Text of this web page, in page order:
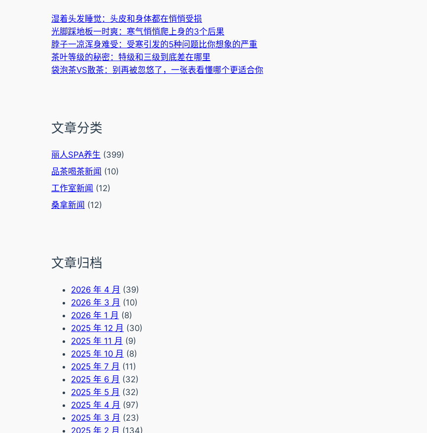
湿着头发睡觉：头皮和身体都在悄悄受损
光脚踩地板一时爽：寒气悄悄爬上身的3个后果
脖子一凉浑身难受：受寒引发的5种问题比你想象的严重
茶叶等级的秘密：特级和三级到底差在哪里
袋泡茶VS散茶：别再被忽悠了，一张表看懂哪个更适合你
文章分类
丽人SPA养生 (399)
品茶喝茶新闻 (10)
工作室新闻 (12)
桑拿新闻 (12)
文章归档
2026 年 4 月 (39)
2026 年 3 月 (10)
2026 年 1 月 (8)
2025 年 12 月 (30)
2025 年 11 月 (9)
2025 年 10 月 (8)
2025 年 7 月 (11)
2025 年 6 月 (32)
2025 年 5 月 (32)
2025 年 4 月 (97)
2025 年 3 月 (23)
2025 年 2 月 (134)